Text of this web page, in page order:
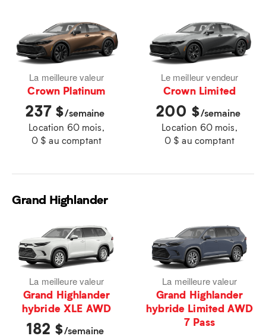
La meilleure valeur
Crown Platinum
237 $/semaine
Location 60 mois,
0 $ au comptant
Le meilleur vendeur
Crown Limited
200 $/semaine
Location 60 mois,
0 $ au comptant
Grand Highlander
La meilleure valeur
Grand Highlander
hybride XLE AWD
182 $/semaine
La meilleure valeur
Grand Highlander
hybride Limited AWD
7 Pass